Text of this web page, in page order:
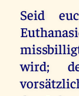
Seid
wird;